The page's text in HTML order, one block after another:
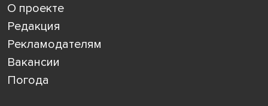
О проекте
Редакция
Рекламодателям
Вакансии
Погода